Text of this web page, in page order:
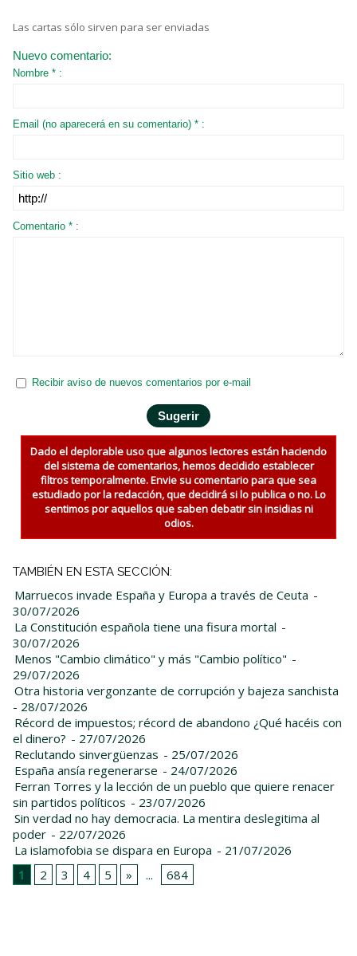
Las cartas sólo sirven para ser enviadas
Nuevo comentario:
Nombre * :
Email (no aparecerá en su comentario) * :
Sitio web :
Comentario * :
Recibir aviso de nuevos comentarios por e-mail
Dado el deplorable uso que algunos lectores están haciendo
del sistema de comentarios, hemos decidido establecer
filtros temporalmente. Envie su comentario para que sea
estudiado por la redacción, que decidirá si lo publica o no. Lo
sentimos por aquellos que saben debatir sin insidias ni
odios.
TAMBIÉN EN ESTA SECCIÓN:
Marruecos invade España y Europa a través de Ceuta -
30/07/2026
La Constitución española tiene una fisura mortal -
30/07/2026
Menos "Cambio climático" y más "Cambio político" -
29/07/2026
Otra historia vergonzante de corrupción y bajeza sanchista
- 28/07/2026
Récord de impuestos; récord de abandono ¿Qué hacéis con
el dinero? - 27/07/2026
Reclutando sinvergüenzas - 25/07/2026
España ansía regenerarse - 24/07/2026
Ferran Torres y la lección de un pueblo que quiere renacer
sin partidos políticos - 23/07/2026
Sin verdad no hay democracia. La mentira deslegitima al
poder - 22/07/2026
La islamofobia se dispara en Europa - 21/07/2026
1
2 3 4 5 » ... 684